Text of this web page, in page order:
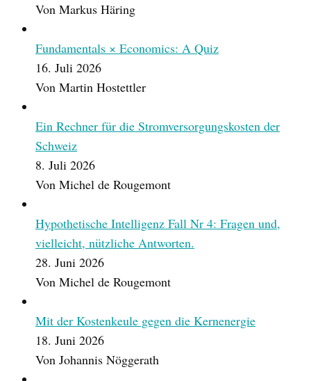
Von Markus Häring
Fundamentals × Economics: A Quiz
16. Juli 2026
Von Martin Hostettler
Ein Rechner für die Stromversorgungskosten der
Schweiz
8. Juli 2026
Von Michel de Rougemont
Hypothetische Intelligenz Fall Nr 4: Fragen und,
vielleicht, nützliche Antworten.
28. Juni 2026
Von Michel de Rougemont
Mit der Kostenkeule gegen die Kernenergie
18. Juni 2026
Von Johannis Nöggerath